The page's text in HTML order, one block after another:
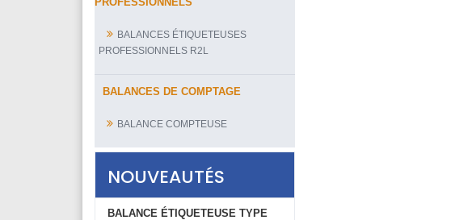
BALANCES ÉTIQUETEUSES
PROFESSIONNELS R2L
BALANCES DE COMPTAGE
BALANCE COMPTEUSE
NOUVEAUTÉS
BALANCE ÉTIQUETEUSE TYPE